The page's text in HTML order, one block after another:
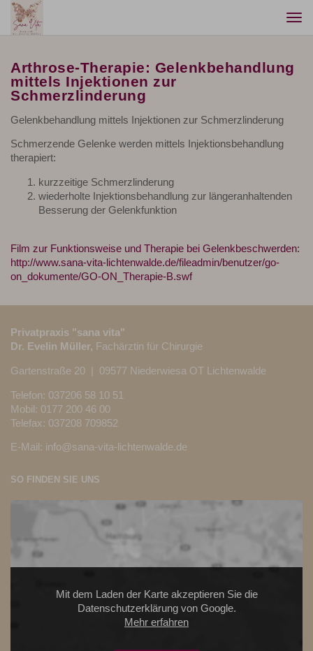
Arthrose-Therapie: Gelenkbehandlung
mittels Injektionen zur
Schmerzlinderung
Gelenkbehandlung mittels Injektionen zur Schmerzlinderung
Schmerzende Gelenke werden mittels Injektionsbehandlung
therapiert:
kurzzeitige Schmerzlinderung
wiederholte Injektionsbehandlung zur längeranhaltenden
Besserung der Gelenkfunktion
Film zur Funktionsweise und Therapie bei Gelenkbeschwerden:
http://www.sana-vita-lichtenwalde.de/fileadmin/benutzer/go-
on_dokumente/GO-ON_Therapie-B.swf
Privatpraxis "sana vita"
Dr. Evelin Müller, Fachärztin für Chirurgie
Gartenstraße 20 | 09577 Niederwiesa OT Lichtenwalde
Telefon: 037206 58 10 51
Mobil: 0177 200 46 00
Telefax: 037208 709852
E-Mail: info@sana-vita-lichtenwalde.de
SO FINDEN SIE UNS
Mit dem Laden der Karte akzeptieren Sie die
Datenschutzerklärung von Google.
Mehr erfahren